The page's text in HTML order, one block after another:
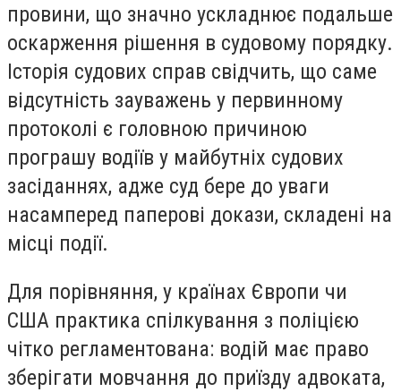
провини, що значно ускладнює подальше
оскарження рішення в судовому порядку.
Історія судових справ свідчить, що саме
відсутність зауважень у первинному
протоколі є головною причиною
програшу водіїв у майбутніх судових
засіданнях, адже суд бере до уваги
насамперед паперові докази, складені на
місці події.
Для порівняння, у країнах Європи чи
США практика спілкування з поліцією
чітко регламентована: водій має право
зберігати мовчання до приїзду адвоката,